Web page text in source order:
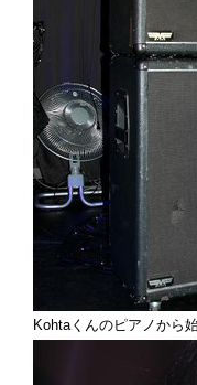
Kohtaくんのピアノから